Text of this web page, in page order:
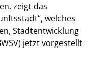
zeigt das
welches
Stadtentwicklung
jetzt vorgestellt